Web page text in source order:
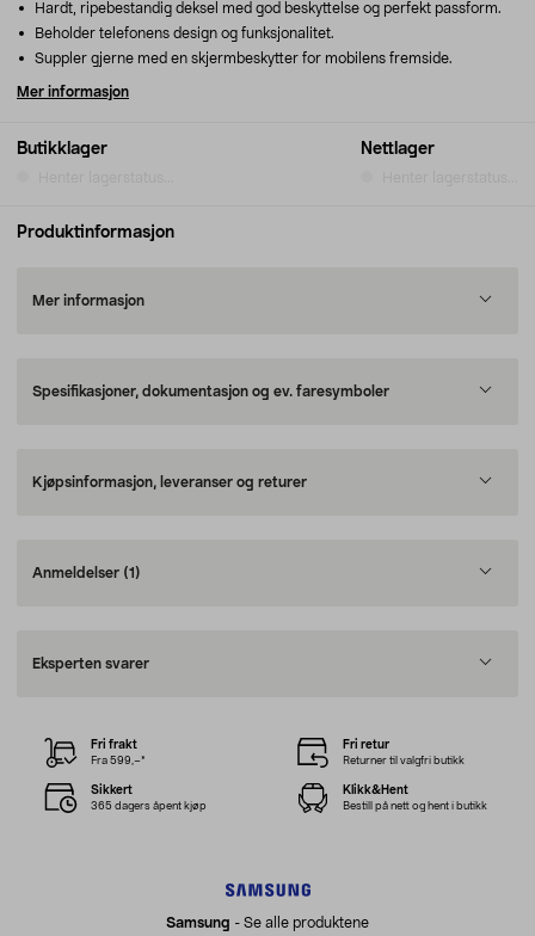
Butikklager Nettlager
Hardt, ripebestandig deksel med god beskyttelse og perfekt passform.
Beholder telefonens design og funksjonalitet.
Suppler gjerne med en skjermbeskytter for mobilens fremside.
Mer informasjon
Produktinformasjon
Mer informasjon
Spesifikasjoner, dokumentasjon og ev. faresymboler
Kjøpsinformasjon, leveranser og returer
Anmeldelser (1)
Eksperten svarer
Samsung - Se alle produktene
Fri frakt
Fra 599,–*
Fri retur
Returner til valgfri butikk
Sikkert
365 dagers åpent kjøp
Klikk&Hent
Bestill på nett og hent i butikk